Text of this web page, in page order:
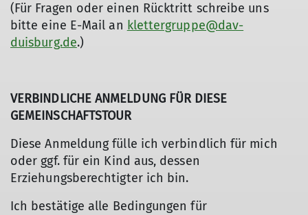
(Für Fragen oder einen Rücktritt schreibe uns
bitte eine E-Mail an klettergruppe@dav-
duisburg.de.)
VERBINDLICHE ANMELDUNG FÜR DIESE
GEMEINSCHAFTSTOUR
Diese Anmeldung fülle ich verbindlich für mich
oder ggf. für ein Kind aus, dessen
Erziehungsberechtigter ich bin.
Ich bestätige alle Bedingungen für